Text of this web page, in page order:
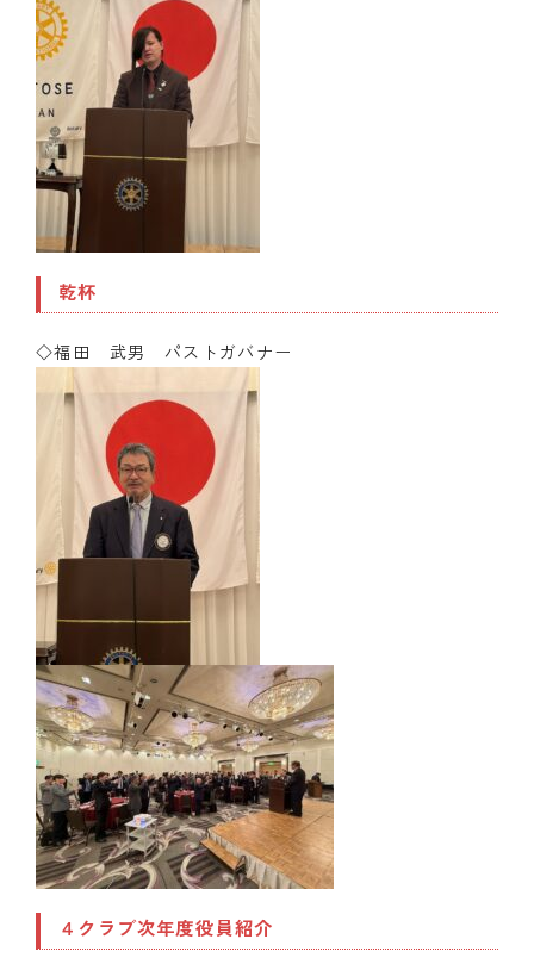
乾杯
◇福田 武男 パストガバナー
４クラブ次年度役員紹介